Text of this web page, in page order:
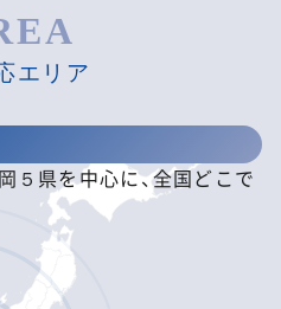
エリア
岡５県を中心に、全国どこで